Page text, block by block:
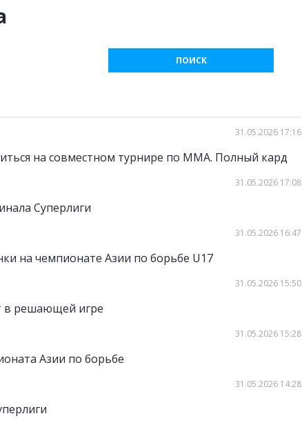
31.05.2026 17:16
на совместном турнире по ММА. Полный кард
31.05.2026 17:08
Суперлиги
31.05.2026 16:47
на чемпионате Азии по борьбе U17
31.05.2026 15:50
в решающей игре
31.05.2026 15:28
Азии по борьбе
31.05.2026 14:28